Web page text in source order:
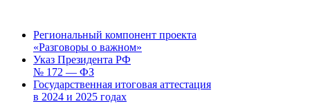
Региональный компонент проекта
«Разговоры о важном»
Указ Президента РФ
№ 172 — ФЗ
Государственная итоговая аттестация
в 2024 и 2025 годах